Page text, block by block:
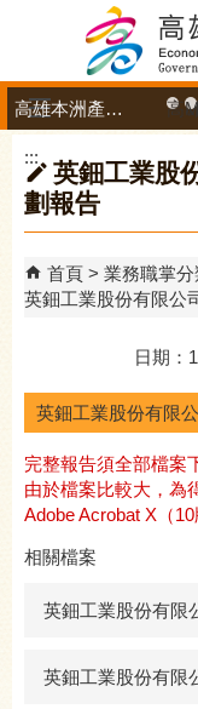
跳到主要內容區塊
高
高雄本洲產業園區服務中心
:::
英鈿工業股
劃報告
首頁 業務職掌分
英鈿工業股份有限公
日期
英鈿工業股份有限
完整報告須全部檔案
由於檔案比較大，為
Adobe Acrobat X（
相關檔案
英鈿工業股份有限
英鈿工業股份有限